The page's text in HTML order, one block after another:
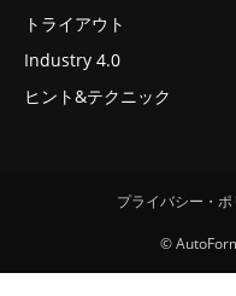
トライアウト
Industry 4.0
ヒント&テクニック
プライバシー・ポ
©